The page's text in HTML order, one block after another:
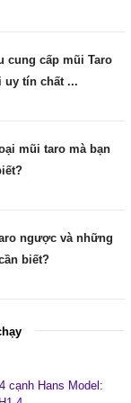
cung cấp mũi Taro
uy tín chất ...
mũi taro mà bạn
ngược và những
biết?
cạnh Hans Model: